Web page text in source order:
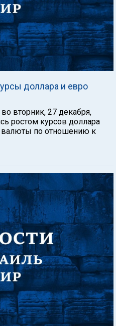
доллара и евро
вторник, 27 декабря,
ростом курсов доллара
по отношению к